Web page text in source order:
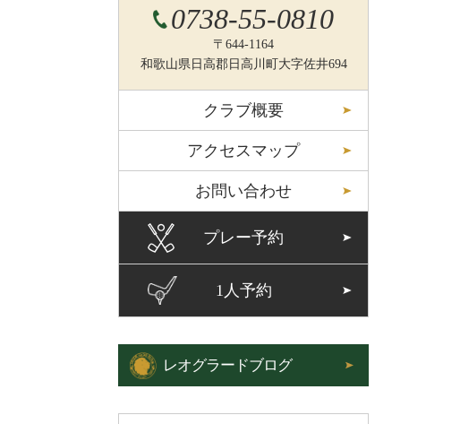
0738-55-0810
〒644-1164
和歌山県日高郡日高川町大字佐井694
クラブ概要
アクセスマップ
お問い合わせ
プレー予約
1人予約
レオグラードブログ